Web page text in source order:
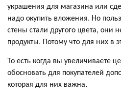
украшения для магазина или
надо окупить вложения. Но
стены стали другого цвета, они
продукты. Потому что для них в
То есть когда вы увеличиваете
обосновать для покупателей
которая для них важна.